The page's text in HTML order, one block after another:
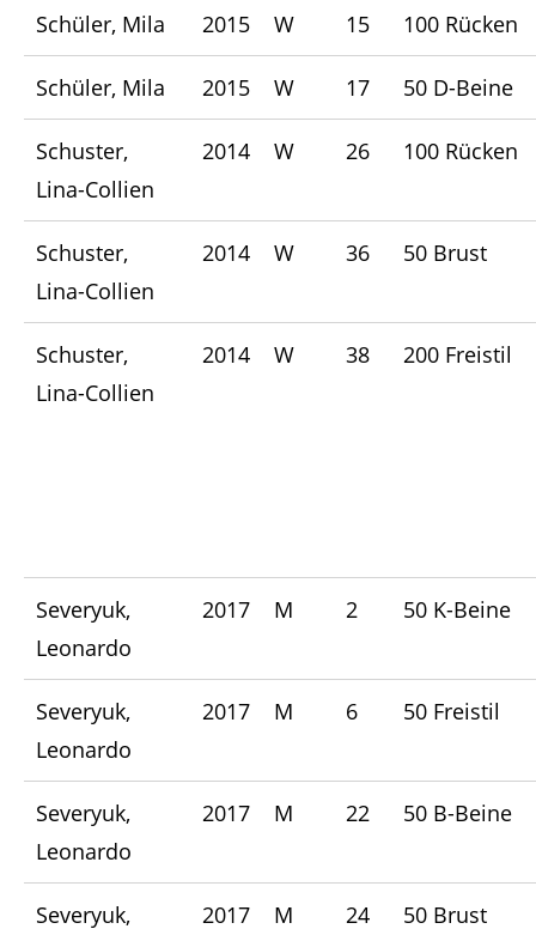
Schüler, Mila 2015 W 15 100 Rücken
Schüler, Mila 2015 W 17 50 D-Beine
Schuster,
Lina-Collien
2014 W 26 100 Rücken
Schuster,
Lina-Collien
2014 W 36 50 Brust
Schuster,
Lina-Collien
2014 W 38 200 Freistil
Severyuk,
Leonardo
2017 M 2 50 K-Beine
Severyuk,
Leonardo
2017 M 6 50 Freistil
Severyuk,
Leonardo
2017 M 22 50 B-Beine
Severyuk,
2017 M 24 50 Brust